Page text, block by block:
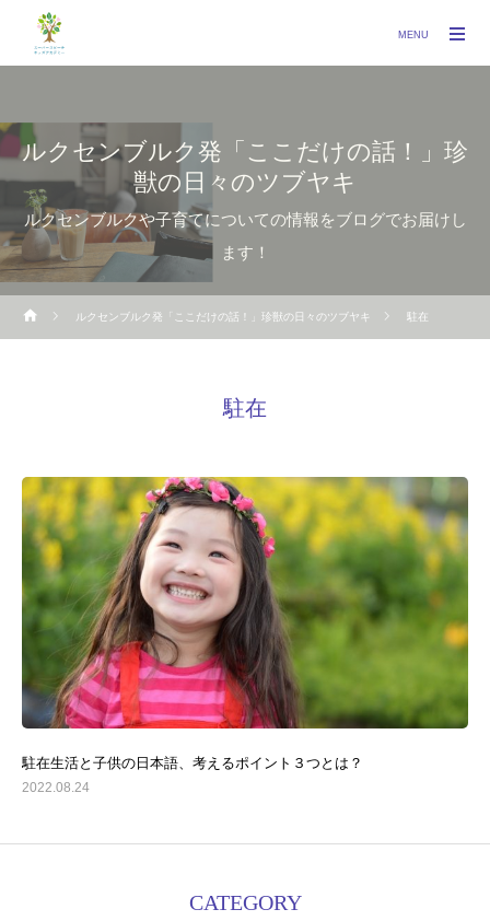
ルクセンブルク発「ここだけの話！」珍
獣の日々のツブヤキ
ルクセンブルクや子育てについての情報をブログでお届けし
ます！
ルクセンブルク発「ここだけの話！」珍獣の日々のツブヤキ 駐在
駐在
駐在生活と子供の日本語、考えるポイント３つとは？
2022.08.24
CATEGORY
MENU